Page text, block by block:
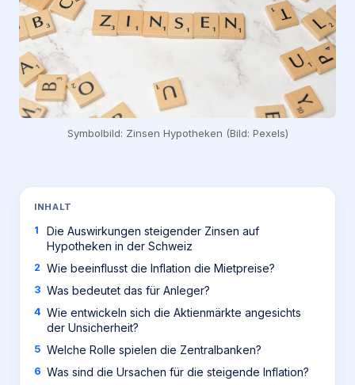
Symbolbild: Zinsen Hypotheken (Bild: Pexels)
INHALT
Die Auswirkungen steigender Zinsen auf
Hypotheken in der Schweiz
Wie beeinflusst die Inflation die Mietpreise?
Was bedeutet das für Anleger?
Wie entwickeln sich die Aktienmärkte angesichts
der Unsicherheit?
Welche Rolle spielen die Zentralbanken?
Was sind die Ursachen für die steigende Inflation?